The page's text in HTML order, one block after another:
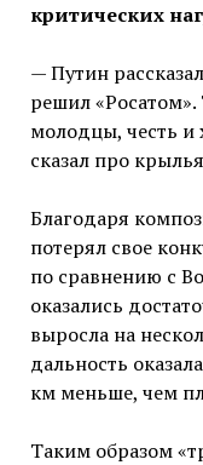
критических
— Путин
решил
молодцы, честь и
сказал про
Благодаря
потерял свое
по сравнению с
оказались
выросла на
дальность
км меньше, чем
Таким образом